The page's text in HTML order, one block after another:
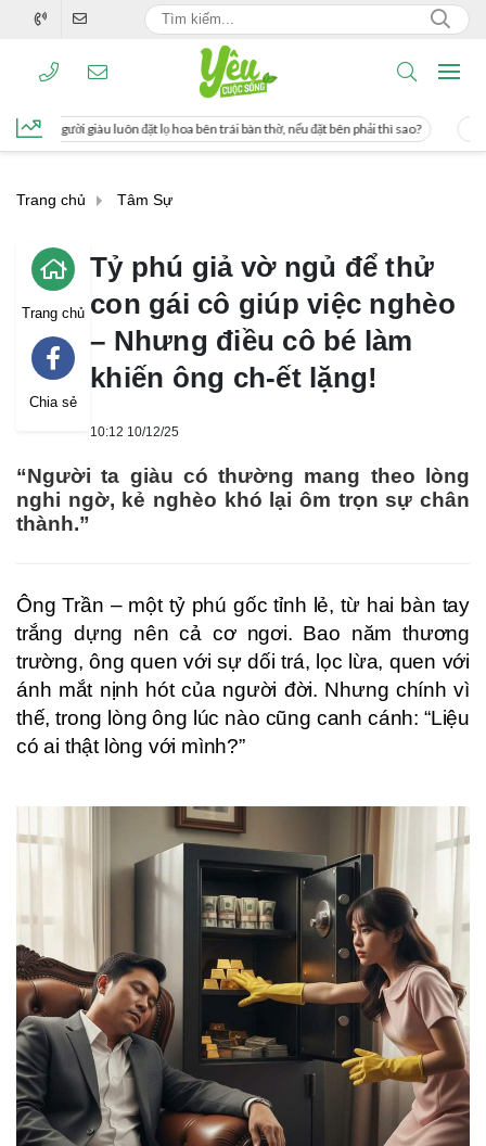
lọ hoa bên trái bàn thờ, nếu đặt bên phải thì sao? Cách uống nước mía giúp
Trang chủ Tâm Sự
Trang chủ
Chia sẻ
Tỷ phú giả vờ ngủ để thử
con gái cô giúp việc nghèo
– Nhưng điều cô bé làm
khiến ông ch-ết lặng!
10:12 10/12/25
“Người ta giàu có thường mang theo lòng
nghi ngờ, kẻ nghèo khó lại ôm trọn sự chân
thành.”
Ông Trần – một tỷ phú gốc tỉnh lẻ, từ hai bàn tay
trắng dựng nên cả cơ ngơi. Bao năm thương
trường, ông quen với sự dối trá, lọc lừa, quen với
ánh mắt nịnh hót của người đời. Nhưng chính vì
thế, trong lòng ông lúc nào cũng canh cánh: “Liệu
có ai thật lòng với mình?”